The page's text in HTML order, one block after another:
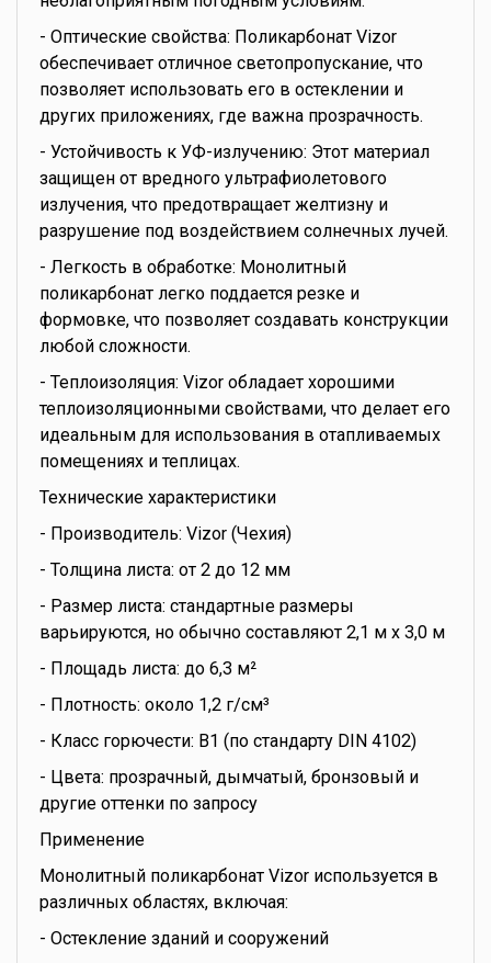
- Оптические свойства: Поликарбонат Vizor
обеспечивает отличное светопропускание, что
позволяет использовать его в остеклении и
других приложениях, где важна прозрачность.
- Устойчивость к УФ-излучению: Этот материал
защищен от вредного ультрафиолетового
излучения, что предотвращает желтизну и
разрушение под воздействием солнечных лучей.
- Легкость в обработке: Монолитный
поликарбонат легко поддается резке и
формовке, что позволяет создавать конструкции
любой сложности.
- Теплоизоляция: Vizor обладает хорошими
теплоизоляционными свойствами, что делает его
идеальным для использования в отапливаемых
помещениях и теплицах.
Технические характеристики
- Производитель: Vizor (Чехия)
- Толщина листа: от 2 до 12 мм
- Размер листа: стандартные размеры
варьируются, но обычно составляют 2,1 м х 3,0 м
- Площадь листа: до 6,3 м²
- Плотность: около 1,2 г/см³
- Класс горючести: B1 (по стандарту DIN 4102)
- Цвета: прозрачный, дымчатый, бронзовый и
другие оттенки по запросу
Применение
Монолитный поликарбонат Vizor используется в
различных областях, включая:
- Остекление зданий и сооружений